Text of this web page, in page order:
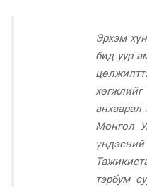
Эрхэм
бид уур
анхаарал
Монгол
тэрбум